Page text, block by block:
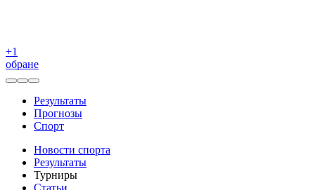
+1
обране
Результаты
Прогнозы
Спорт
Новости спорта
Результаты
Турниры
Статьи